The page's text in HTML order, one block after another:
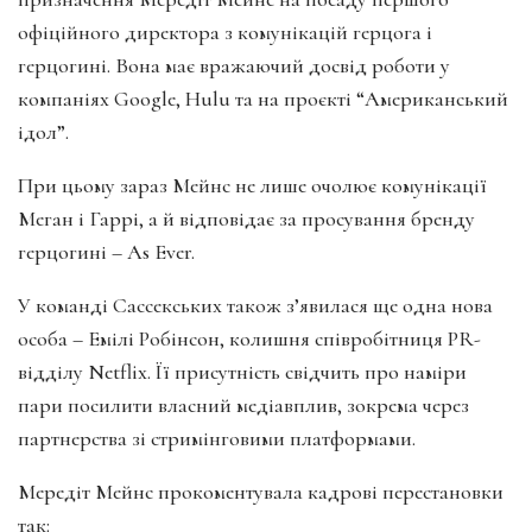
офіційного директора з комунікацій герцога і
герцогині. Вона має вражаючий досвід роботи у
компаніях Google, Hulu та на проєкті “Американський
ідол”.
При цьому зараз Мейнс не лише очолює комунікації
Меган і Гаррі, а й відповідає за просування бренду
герцогині – As Ever.
У команді Сассекських також з’явилася ще одна нова
особа – Емілі Робінсон, колишня співробітниця PR-
відділу Netflix. Її присутність свідчить про наміри
пари посилити власний медіавплив, зокрема через
партнерства зі стримінговими платформами.
Мередіт Мейнс прокоментувала кадрові перестановки
так: